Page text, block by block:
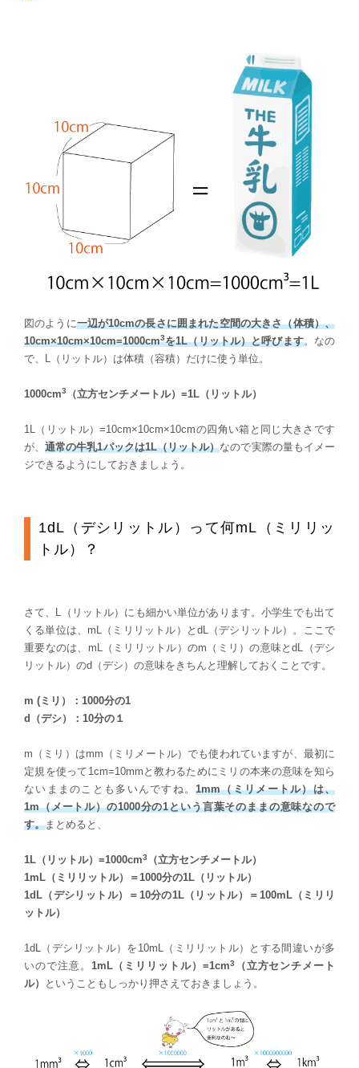
図のように一辺が10cmの長さに囲まれた空間の大きさ（体積）、
10cm×10cm×10cm=1000cm3を1L（リットル）と呼びます。なの
で、L（リットル）は体積（容積）だけに使う単位。
1000cm3 （立方センチメートル）=1L（リットル）
1L（リットル）=10cm×10cm×10cmの四角い箱と同じ大きさです
が、通常の牛乳1パックは1L（リットル）なので実際の量もイメー
ジできるようにしておきましょう。
1dL（デシリットル）って何mL（ミリリッ
トル）？
さて、L（リットル）にも細かい単位があります。小学生でも出て
くる単位は、mL（ミリリットル）とdL（デシリットル）。ここで
重要なのは、mL（ミリリットル）のm（ミリ）の意味とdL（デシ
リットル）のd（デシ）の意味をきちんと理解しておくことです。
m (ミリ）：1000分の1
d（デシ）：10分の１
m（ミリ）はmm（ミリメートル）でも使われていますが、最初に
定規を使って1cm=10mmと教わるためにミリの本来の意味を知ら
ないままのことも多いんですね。1mm（ミリメートル）は、
1m（メートル）の1000分の1という言葉そのままの意味なので
す。まとめると、
1L（リットル）=1000cm3
（立方センチメートル）
1mL（ミリリットル）＝1000分の1L（リットル）
1dL（デシリットル）＝10分の1L（リットル）＝100mL（ミリリ
ットル）
1dL（デシリットル）を10mL（ミリリットル）とする間違いが多
いので注意。 1mL（ミリリットル）=1cm3
（立方センチメート
ル）
ということもしっかり押さえておきましょう。